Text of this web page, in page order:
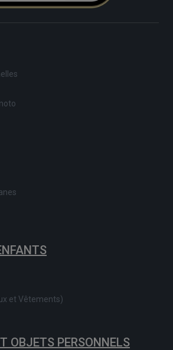
et Vêtements)
OBJETS PERSONNELS